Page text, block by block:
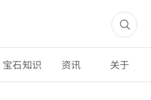
宝石知识 资讯 关于